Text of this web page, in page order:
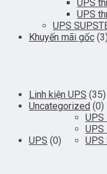
UPS
UPS
UPS
Khuyến mãi gốc (3)
Linh kiện UPS (35)
Uncategorized (0)
UPS (0)
UPS
UPS
UPS